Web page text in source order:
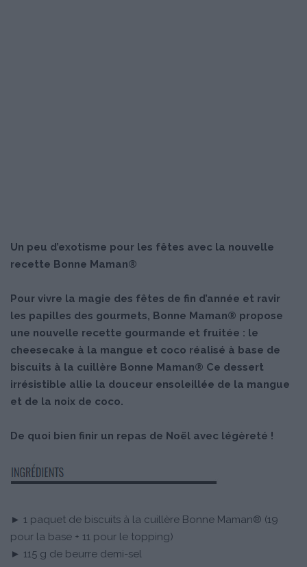
Un peu d’exotisme pour les fêtes avec la nouvelle
recette Bonne Maman®
Pour vivre la magie des fêtes de fin d’année et ravir
les papilles des gourmets, Bonne Maman® propose
une nouvelle recette gourmande et fruitée : le
cheesecake à la mangue et coco réalisé à base de
biscuits à la cuillère Bonne Maman® Ce dessert
irrésistible allie la douceur ensoleillée de la mangue
et de la noix de coco.
De quoi bien finir un repas de Noël avec légèreté !
► 1 paquet de biscuits à la cuillère Bonne Maman® (19
pour la base + 11 pour le topping)
► 115 g de beurre demi-sel